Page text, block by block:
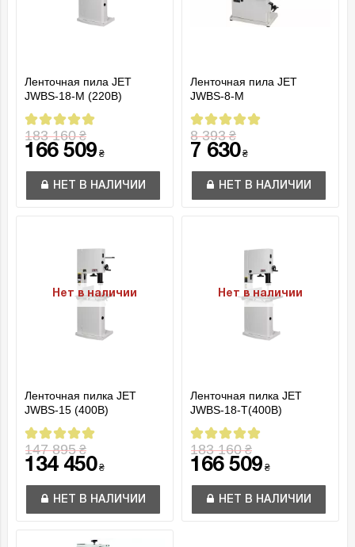
Ленточная пила JET
JWBS-18-M (220B)
183 160₴
166 509 ₴
НЕТ В НАЛИЧИИ
Ленточная пила JET
JWBS-8-M
8 393₴
7 630₴
НЕТ В НАЛИЧИИ
Нет в наличии
Ленточная пилка JET
JWBS-15 (400В)
147 895₴
134 450₴
НЕТ В НАЛИЧИИ
Нет в наличии
Ленточная пилка JET
JWBS-18-T(400B)
183 160₴
166 509 ₴
НЕТ В НАЛИЧИИ